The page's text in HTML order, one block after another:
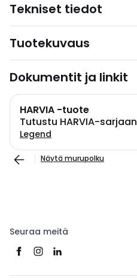
Tekniset tiedot
Tuotekuvaus
Dokumentit ja linkit
HARVIA -tuote
Tutustu HARVIA-sarjaan
Legend
Näytä murupolku
Seuraa meitä